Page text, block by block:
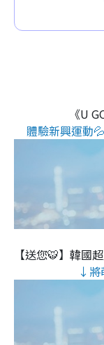
《U
體驗新興運動
【送您🐯】韓國
↓將